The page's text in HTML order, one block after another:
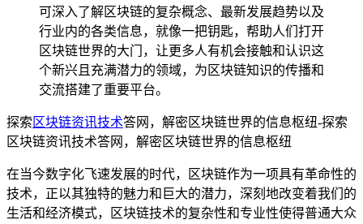
可深入了解区块链的复杂概念、最新发展趋势以及
行业内的各类信息，就像一把钥匙，帮助人们打开
区块链世界的大门，让更多人有机会接触和认识这
个新兴且充满潜力的领域，为区块链知识的传播和
交流搭建了重要平台。
探索 区块链资讯技术答网，解密区块链世界的信息枢纽-探索
区块链资讯技术答网，解密区块链世界的信息枢纽
在当今数字化飞速发展的时代，区块链作为一项具有革命性的
技术，正以其独特的魅力和巨大的潜力，深刻地改变着我们的
生活和经济模式，区块链技术的复杂性和专业性使得普通大众